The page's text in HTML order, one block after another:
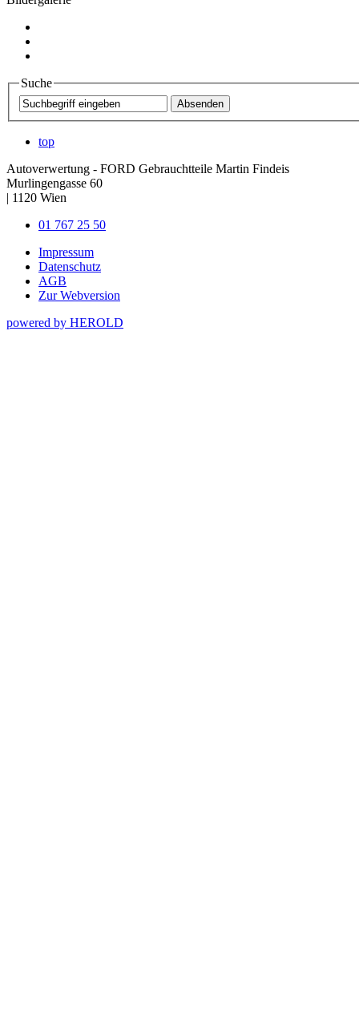
Suche
top
Autoverwertung - FORD Gebrauchtteile Martin Findeis
Murlingengasse 60
| 1120 Wien
01 767 25 50
Impressum
Datenschutz
AGB
Zur Webversion
powered by HEROLD